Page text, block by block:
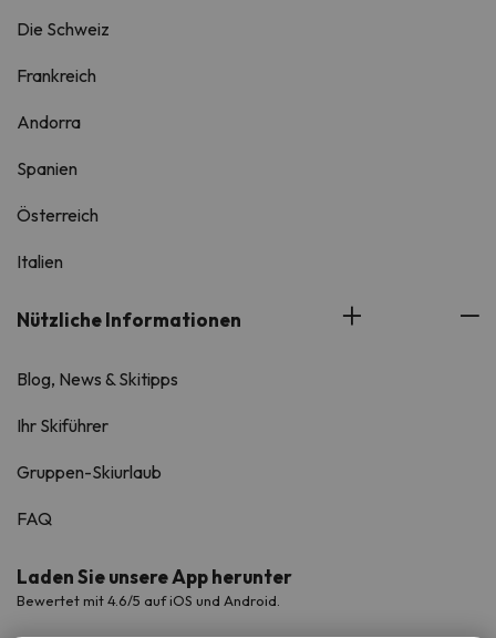
Die Schweiz
Frankreich
Andorra
Spanien
Österreich
Italien
Nützliche Informationen
Blog, News & Skitipps
Ihr Skiführer
Gruppen-Skiurlaub
FAQ
Laden Sie unsere App herunter
Bewertet mit 4.6/5 auf iOS und Android.